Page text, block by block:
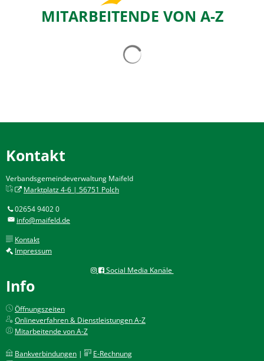
MITARBEITENDE VON A-Z
Kontakt
Verbandsgemeindeverwaltung Maifeld
Marktplatz 4-6 | 56751 Polch
02654 9402 0
info@maifeld.de
Kontakt
Impressum
Social Media Kanäle
Info
Öffnungszeiten
Onlineverfahren & Dienstleistungen A-Z
Mitarbeitende von A-Z
Bankverbindungen |
E-Rechnung